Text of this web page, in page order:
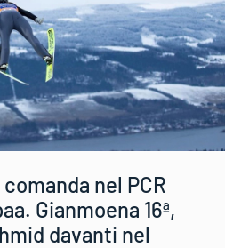
nel PCR
Gianmoena 16ª,
davanti nel